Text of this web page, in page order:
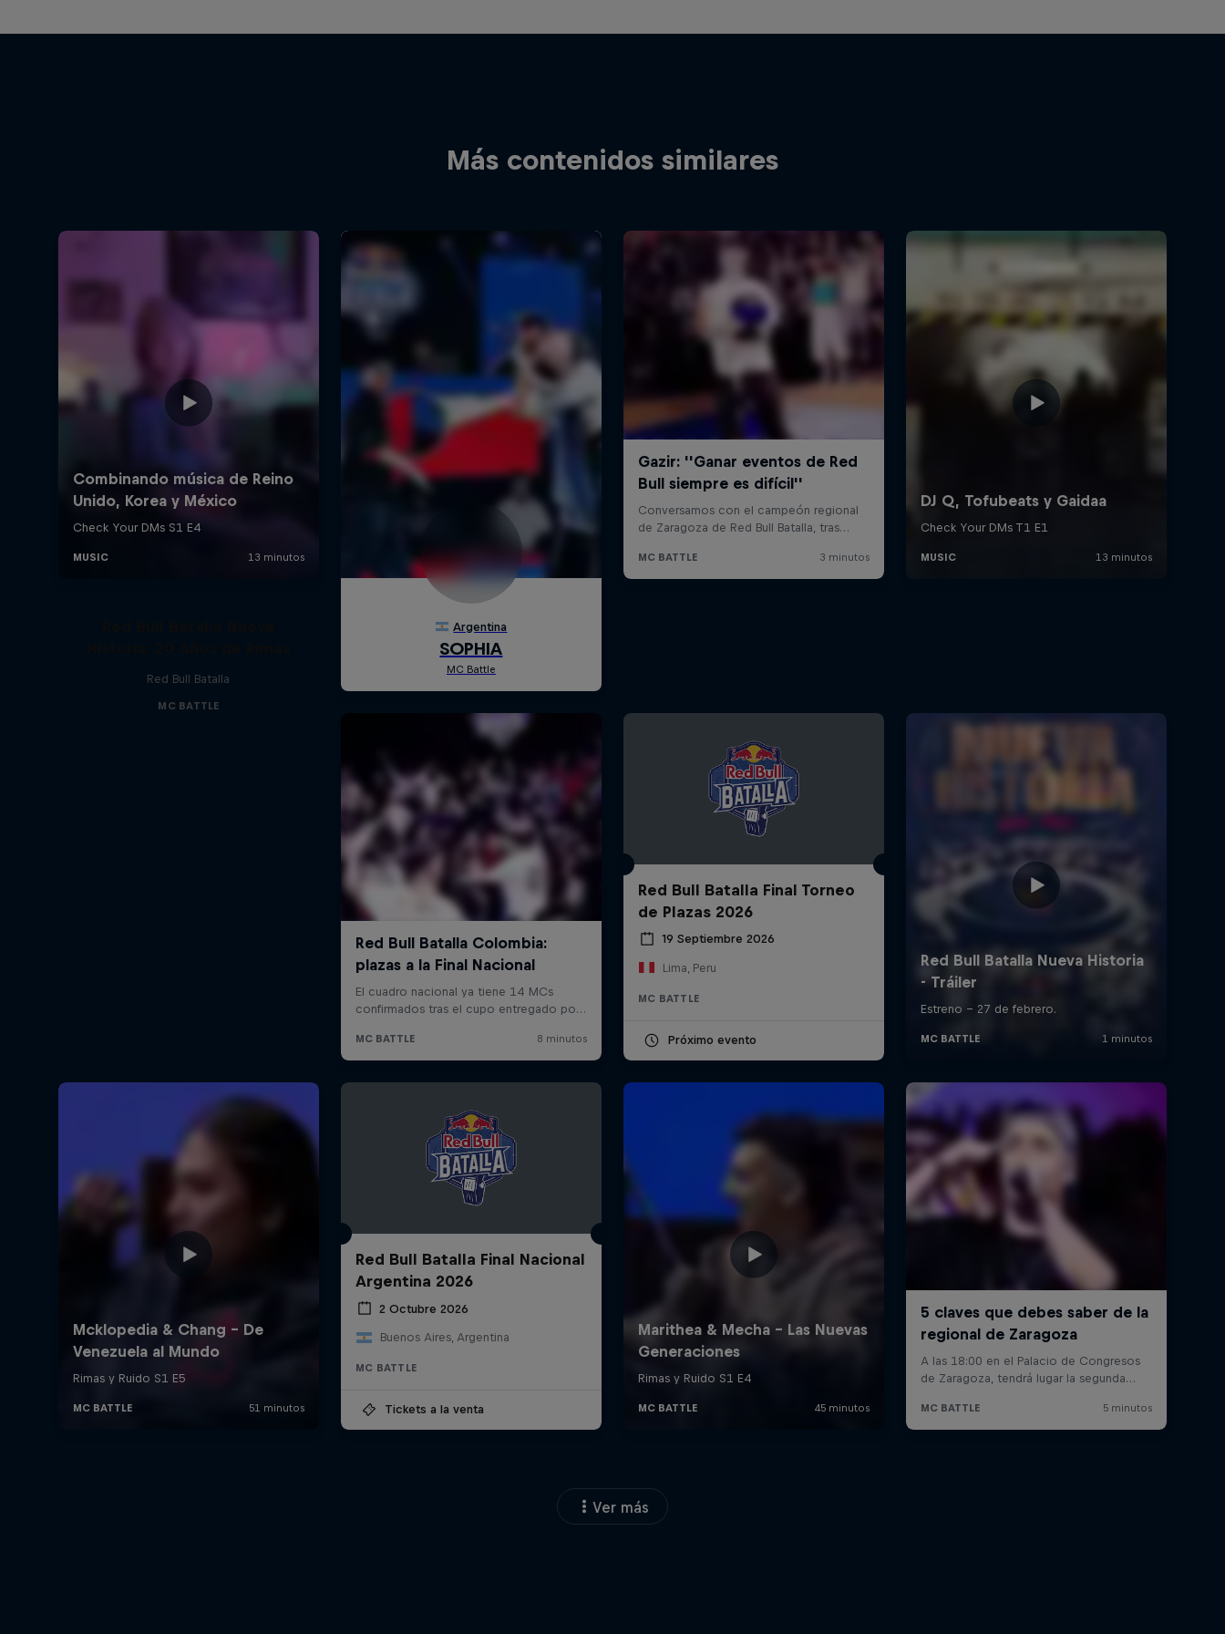
Más contenidos similares
Red Bull Batalla
MC BATTLE
Red Bull Batalla Final Torneo
de Plazas 2026
19 Septiembre 2026
Lima, Peru
MC BATTLE
Próximo evento
Red Bull Batalla Final Nacional
Argentina 2026
2 Octubre 2026
Buenos Aires, Argentina
MC BATTLE
Tickets a la venta
Ver más